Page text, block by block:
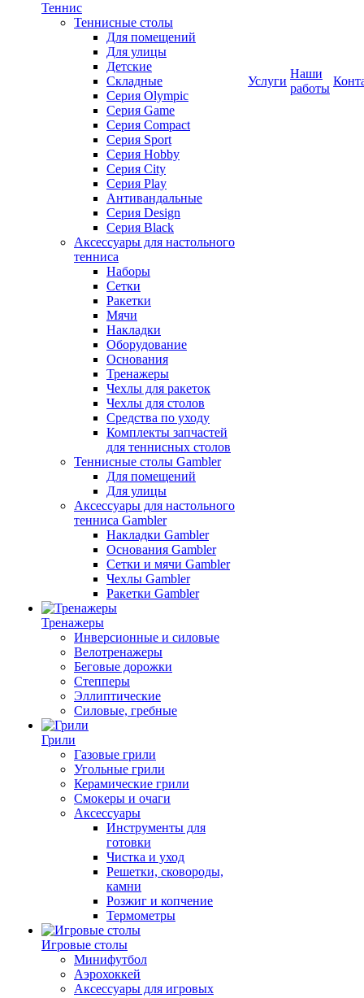
Теннис
Теннисные столы
Для помещений
Для улицы
Детские
Складные
Серия Olympic
Серия Game
Серия Compact
Серия Sport
Серия Hobby
Серия City
Серия Play
Антивандальные
Серия Design
Серия Black
Аксессуары для настольного
тенниса
Наборы
Сетки
Ракетки
Мячи
Накладки
Оборудование
Основания
Тренажеры
Чехлы для ракеток
Чехлы для столов
Средства по уходу
Комплекты запчастей
для теннисных столов
Теннисные столы Gambler
Для помещений
Для улицы
Аксессуары для настольного
тенниса Gambler
Накладки Gambler
Основания Gambler
Сетки и мячи Gambler
Чехлы Gambler
Ракетки Gambler
Тренажеры
Инверсионные и силовые
Велотренажеры
Беговые дорожки
Степперы
Эллиптические
Силовые, гребные
Грили
Газовые грили
Угольные грили
Керамические грили
Смокеры и очаги
Аксессуары
Инструменты для
готовки
Чистка и уход
Решетки, сковороды,
камни
Розжиг и копчение
Термометры
Игровые столы
Минифутбол
Аэрохоккей
Аксессуары для игровых
Услуги
Наши
работы